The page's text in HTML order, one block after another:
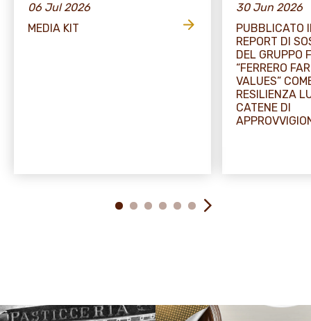
06 Jul 2026
MEDIA KIT
30 Jun 2026
PUBBLICATO
REPORT DI
DEL GRUPPO
“FERRERO
VALUES”
RESILIENZA
CATENE DI